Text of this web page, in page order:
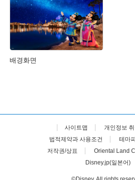
배경화면
사이트맵
개인정보
법적제약과 사용조건
테마
저작권/상표
Oriental Land
Disney.jp(일본어)